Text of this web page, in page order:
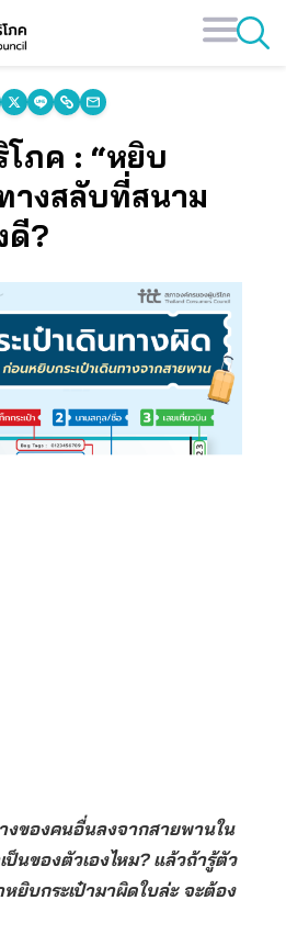
โภค : “หยิบ
างสลับที่สนาม
ดี?
งของคนอื่นลงจากสายพานใน
ป็นของตัวเองไหม? แล้วถ้ารู้ตัว
ยิบกระเป๋ามาผิดใบล่ะ จะต้อง